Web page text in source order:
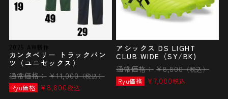
2025 AW新作
カンタベリー トラックパン
ツ（ユニセックス）
通常価格： ¥11,000（税込）
Ryu価格
¥ 8,800税込
アシックス DS LIGHT
CLUB WIDE（SY/BK)
通常価格： ¥8,800（税込）
Ryu価格
¥ 7,000税込